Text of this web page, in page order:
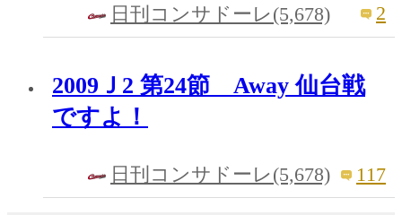
日刊コンサドーレ(5,678) 2
2009Ｊ2 第24節 Away 仙台戦
ですよ！
日刊コンサドーレ(5,678) 117